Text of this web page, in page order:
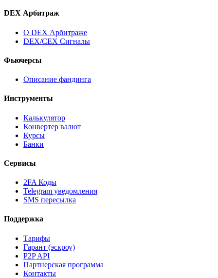
DEX Арбитраж
О DEX Арбитраже
DEX/CEX Сигналы
Фьючерсы
Описание фандинга
Инструменты
Калькулятор
Конвертер валют
Курсы
Банки
Сервисы
2FA Коды
Telegram уведомления
SMS пересылка
Поддержка
Тарифы
Гарант (эскроу)
P2P API
Партнерская программа
Контакты